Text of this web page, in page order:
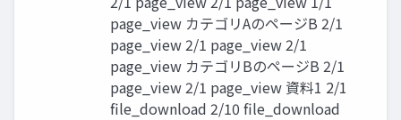
page_view カテゴリAのページB 2/1
page_view 2/1 page_view 2/1
page_view カテゴリBのページB 2/1
page_view 2/1 page_view 資料1 2/1
file_download 2/10 file_download